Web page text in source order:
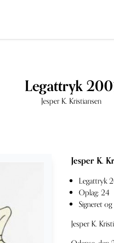
Legattryk
Jesper K. Kristiansen
Jesper K.
Legattryk
Oplag: 24
Signeret
Jesper K.